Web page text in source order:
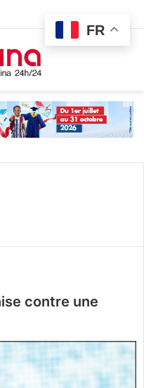
contre une
FR